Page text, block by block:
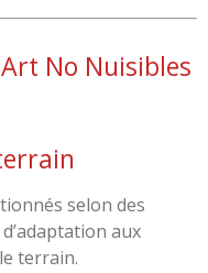
No Nuisibles
selon des
aux
terrain.